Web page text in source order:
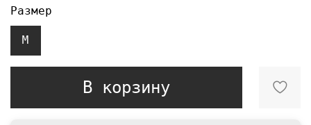
В корзину
Размер
M